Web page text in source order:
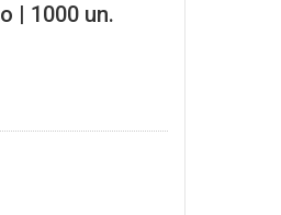
| 1000 un.